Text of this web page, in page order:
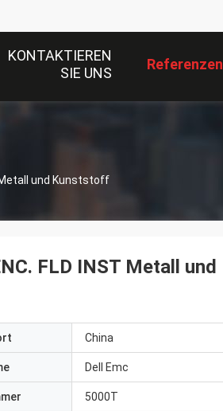
KONTAKTIEREN
SIE UNS
Referenzen
Metall und Kunststoff
FLD INST Metall und
China
Dell Emc
5000T